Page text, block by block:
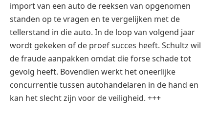
import van een auto de reeksen van opgenomen
standen op te vragen en te vergelijken met de
tellerstand in die auto. In de loop van volgend jaar
wordt gekeken of de proef succes heeft. Schultz wil
de fraude aanpakken omdat die forse schade tot
gevolg heeft. Bovendien werkt het oneerlijke
concurrentie tussen autohandelaren in de hand en
kan het slecht zijn voor de veiligheid. +++